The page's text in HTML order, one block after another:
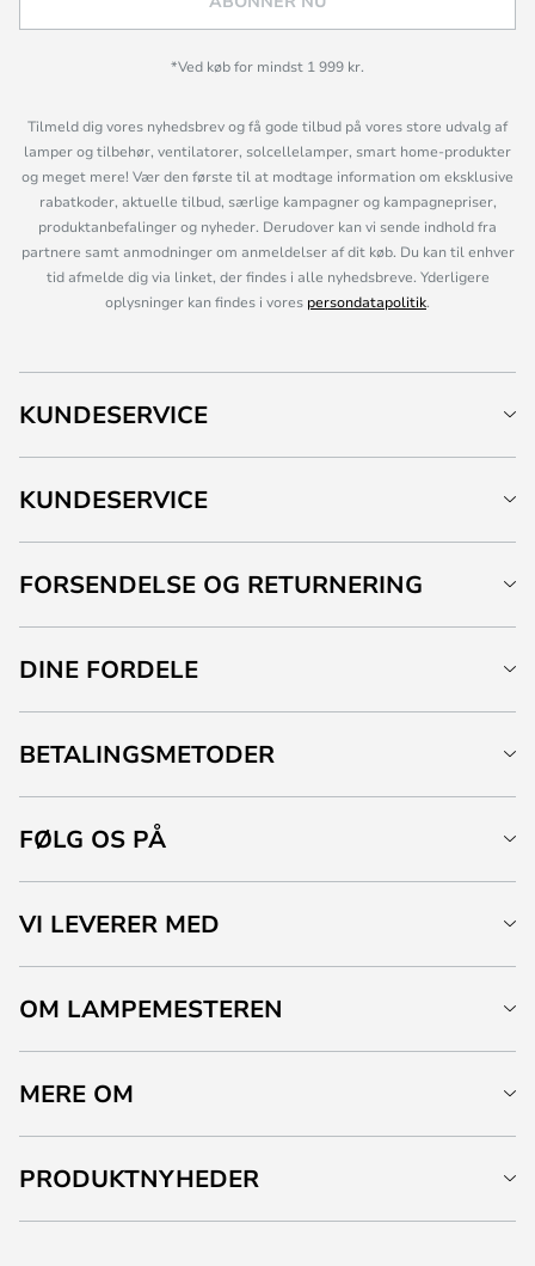
*Ved køb for mindst 1 999 kr.
Tilmeld dig vores nyhedsbrev og få gode tilbud på vores store udvalg af
lamper og tilbehør, ventilatorer, solcellelamper, smart home-produkter
og meget mere! Vær den første til at modtage information om eksklusive
rabatkoder, aktuelle tilbud, særlige kampagner og kampagnepriser,
produktanbefalinger og nyheder. Derudover kan vi sende indhold fra
partnere samt anmodninger om anmeldelser af dit køb. Du kan til enhver
tid afmelde dig via linket, der findes i alle nyhedsbreve. Yderligere
oplysninger kan findes i vores persondatapolitik.
KUNDESERVICE
KUNDESERVICE
FORSENDELSE OG RETURNERING
DINE FORDELE
BETALINGSMETODER
FØLG OS PÅ
VI LEVERER MED
OM LAMPEMESTEREN
MERE OM
PRODUKTNYHEDER